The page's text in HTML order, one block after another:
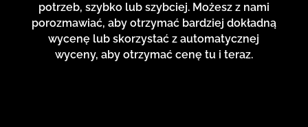
potrzeb, szybko lub szybciej. Możesz z nami
porozmawiać, aby otrzymać bardziej dokładną
wycenę lub skorzystać z automatycznej
wyceny, aby otrzymać cenę tu i teraz.